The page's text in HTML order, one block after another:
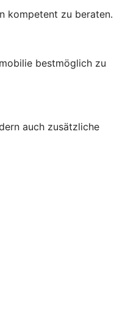
kompetent zu beraten.
bestmöglich zu
auch zusätzliche